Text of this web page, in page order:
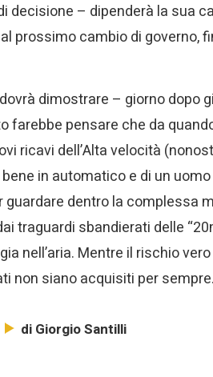
decisione – dipenderà la sua
prossimo cambio di governo,
dimostrare – giorno dopo
farebbe pensare che da
ricavi dell’Alta velocità
in automatico e di un
guardare dentro la complessa
traguardi sbandierati delle
nell’aria. Mentre il rischio
non siano acquisiti per sempre.
di Giorgio Santilli